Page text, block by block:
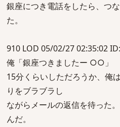
銀座につき電話をしたら、つ
た。
910 LOD 05/02/27 02:35:02
俺「銀座つきましたー ○○」
15分くらいしただろうか、俺
りをブラブラし
ながらメールの返信を待った
んだ。